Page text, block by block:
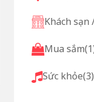
Khách sạn
Mua sắm
Sức khỏe(3)